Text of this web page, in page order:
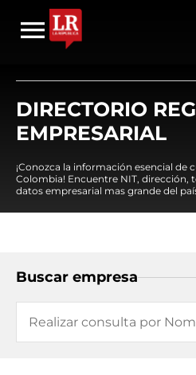
DIRECTORIO
EMPRESARIAL
¡Conozca la información esencial de
Colombia! Encuentre NIT, dirección,
datos empresarial mas grande del
Buscar empresa